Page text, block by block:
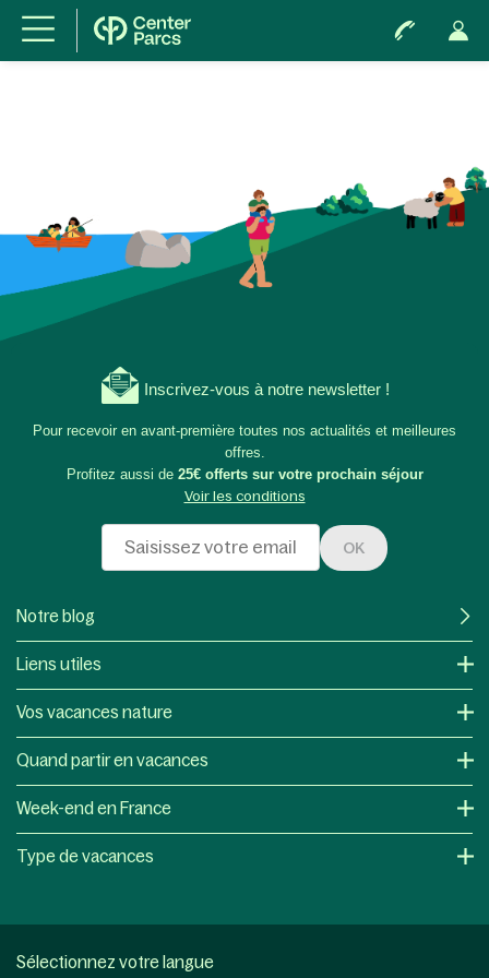
Inscrivez-vous à notre newsletter !
Pour recevoir en avant-première toutes nos actualités et meilleures
offres.
Profitez aussi de 25€ offerts sur votre prochain séjour
Voir les conditions
OK
Notre blog
Liens utiles
Vos vacances nature
Quand partir en vacances
Week-end en France
Type de vacances
Sélectionnez votre langue